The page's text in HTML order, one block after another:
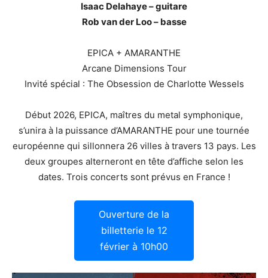
Isaac Delahaye – guitare
Rob van der Loo – basse
EPICA + AMARANTHE
Arcane Dimensions Tour
Invité spécial : The Obsession de Charlotte Wessels
Début 2026, EPICA, maîtres du metal symphonique,
s’unira à la puissance d’AMARANTHE pour une tournée
européenne qui sillonnera 26 villes à travers 13 pays. Les
deux groupes alterneront en tête d’affiche selon les
dates. Trois concerts sont prévus en France !
Ouverture de la
billetterie le 12
février à 10h00